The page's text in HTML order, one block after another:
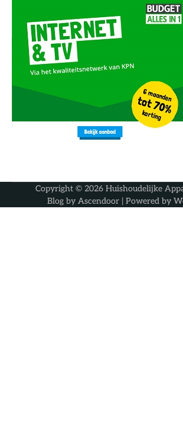
Copyright © 2026 Huishoudelijke
Blog by Ascendoor | Powered by